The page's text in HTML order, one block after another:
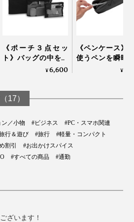
白倉重樹氏
なので、360°どの角度にも伸縮可
ストレッチ糸の編み込みなの
。裏を見ると白い糸が長めに伸
がりそう。あなたが見つけた使い
けてSNSに投稿してみてくださ
《ポーチ３点セッ
ト》バッグの中をス
マートに整えるポー
¥6,600
《ペンケース》
使うペンを瞬時
り出せる専用ポ
ンも収まる“ミニ
¥
17）
／小物 #ビジネス
#PC・スマホ関連
行＆遊び #旅行
#軽量・コンパクト
割引
#お出かけスパイス
#すべての商品 #通勤
ざいます！